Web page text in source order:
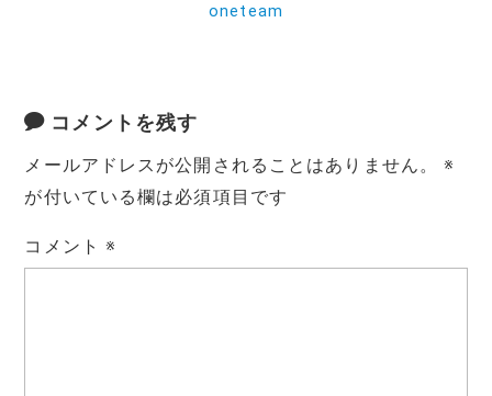
oneteam
コメントを残す
メールアドレスが公開されることはありません。
※
が付いている欄は必須項目です
コメント※